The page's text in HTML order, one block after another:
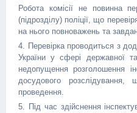
Робота комісії не повинна
(підрозділу) поліції, що
на нього повноважень та
4. Перевірка проводиться з
України у сфері державної
недопущення розголошення
досудового
проведення.
5. Під час здійснення